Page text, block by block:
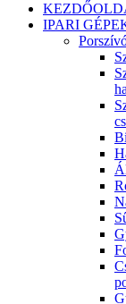
IPARI